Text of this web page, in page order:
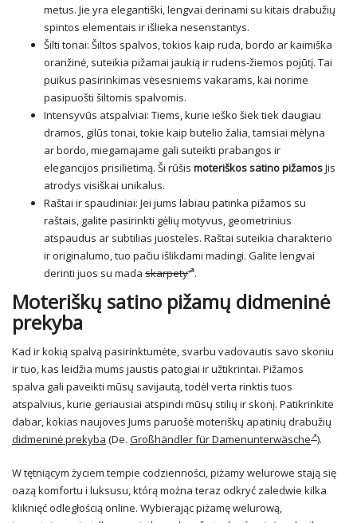
metus. Jie yra elegantiški, lengvai derinami su kitais drabužių
spintos elementais ir išlieka nesenstantys.
Šilti tonai: Šiltos spalvos, tokios kaip ruda, bordo ar kaimiška
oranžinė, suteikia pižamai jaukią ir rudens-žiemos pojūtį. Tai
puikus pasirinkimas vėsesniems vakarams, kai norime
pasipuošti šiltomis spalvomis.
Intensyvūs atspalviai: Tiems, kurie ieško šiek tiek daugiau
dramos, gilūs tonai, tokie kaip butelio žalia, tamsiai mėlyna
ar bordo, miegamajame gali suteikti prabangos ir
elegancijos prisilietimą. Ši rūšis moteriškos satino pižamosJis
atrodys visiškai unikalus.
Raštai ir spaudiniai: Jei jums labiau patinka pižamos su
raštais, galite pasirinkti gėlių motyvus, geometrinius
atspaudus ar subtilias juosteles. Raštai suteikia charakterio
ir originalumo, tuo pačiu išlikdami madingi. Galite lengvai
derinti juos su mada skarpety .
Moteriškų satino pižamų didmeninė
prekyba
Kad ir kokią spalvą pasirinktumėte, svarbu vadovautis savo skoniu
ir tuo, kas leidžia mums jaustis patogiai ir užtikrintai. Pižamos
spalva gali paveikti mūsų savijautą, todėl verta rinktis tuos
atspalvius, kurie geriausiai atspindi mūsų stilių ir skonį. Patikrinkite
dabar, kokias naujoves Jums paruošė moteriškų apatinių drabužių
didmeninė prekyba (De. Großhändler für Damenunterwäsche ).
W tętniącym życiem tempie codzienności, piżamy welurowe stają się
oazą komfortu i luksusu, którą można teraz odkryć zaledwie kilka
kliknięć odległością online. Wybierając piżamę welurową,